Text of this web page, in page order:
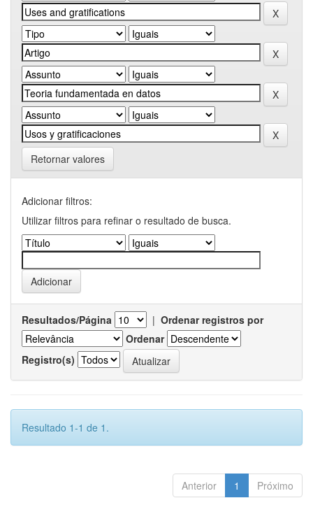
Retornar valores
Adicionar filtros:
Utilizar filtros para refinar o resultado de busca.
Resultados/Página | Ordenar registros por
Ordenar
Registro(s)
Resultado 1-1 de 1.
Anterior 1 Próximo